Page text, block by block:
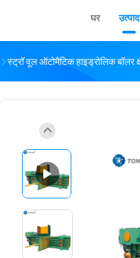
घर उत्पाद
स्ट्रॉ वूल ऑटोमैटिक हाइड्रोलिक बॉलर